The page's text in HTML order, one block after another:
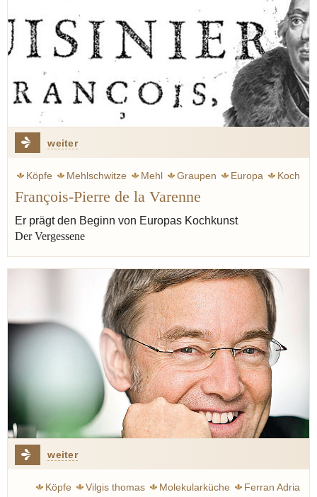
weiter
Köpfe Mehlschwitze Mehl Graupen Europa
Koch
Kochkunst
Kulinarik
Proust Marcel
François-Pierre de la Varenne
Er prägt den Beginn von Europas Kochkunst
Der Vergessene
weiter
Köpfe Vilgis thomas Molekularküche
Ferran Adria